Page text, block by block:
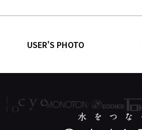
USER'S PHOTO